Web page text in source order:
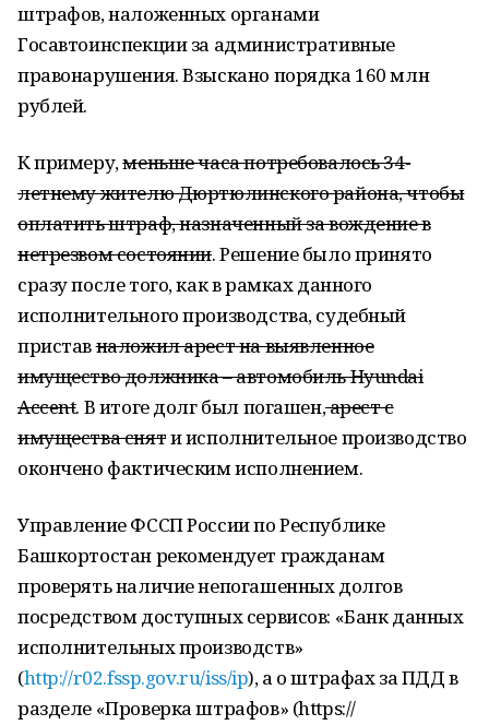
штрафов, наложенных органами
Госавтоинспекции за административные
правонарушения. Взыскано порядка 160 млн
рублей.
К примеру,меньше часа потребовалось 34-
летнему жителю Дюртюлинского района, чтобы
оплатить штраф, назначенный за вождение в
нетрезвом состоянии. Решение было принято
сразу после того, как в рамках данного
исполнительного производства, судебный
приставналожил арест на выявленное
имущество должника – автомобиль Hyundai
Accent. В итоге долг был погашен,арест с
имущества сняти исполнительное производство
окончено фактическим исполнением.
Управление ФССП России по Республике
Башкортостан рекомендует гражданам
проверять наличие непогашенных долгов
посредством доступных сервисов: «Банк данных
исполнительных производств»
(http://r02.fssp.gov.ru/iss/ip), а о штрафах за ПДД в
разделе «Проверка штрафов» (https://